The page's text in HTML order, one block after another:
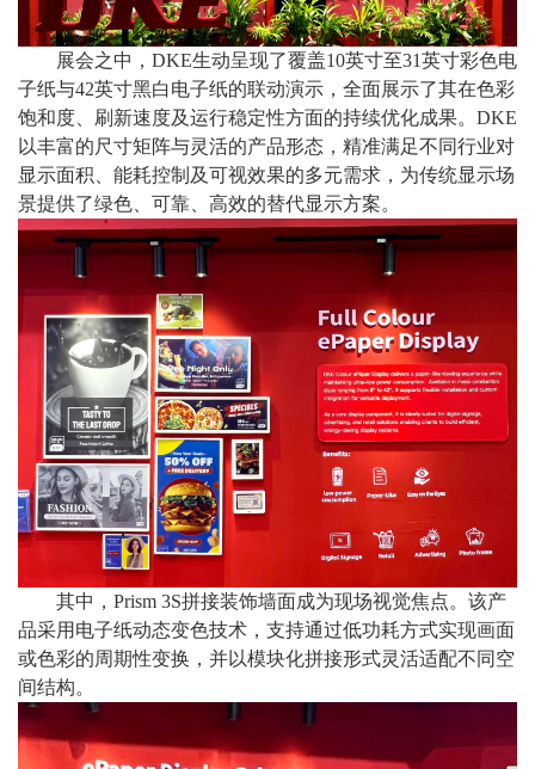
展会之中， DKE生动呈现了覆盖10英寸至31英寸彩色电
子纸与42英寸黑白电子纸的联动演示，全面展示了其在色彩
饱和度、刷新速度及运行稳定性方面的持续优化成果。DKE
以丰富的尺寸矩阵与灵活的产品形态，精准满足不同行业对
显示面积、能耗控制及可视效果的多元需求，为传统显示场
景提供了绿色、可靠、高效的替代显示方案。
其中， Prism 3S拼接装饰墙面成为现场视觉焦点。该产
品采用电子纸动态变色技术，支持通过低功耗方式实现画面
或色彩的周期性变换，并以模块化拼接形式灵活适配不同空
间结构。